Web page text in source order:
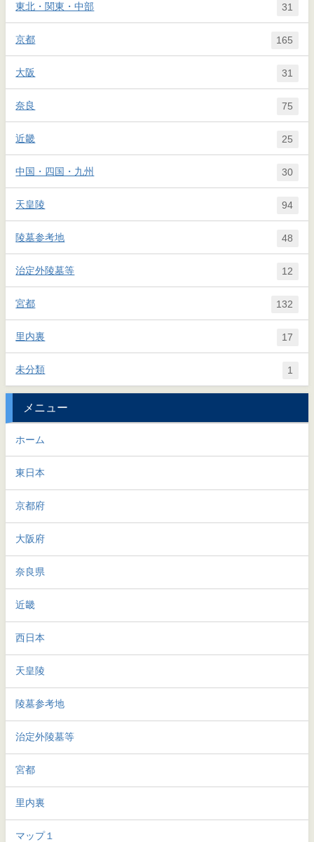
東北・関東・中部 31
京都 165
大阪 31
奈良 75
近畿 25
中国・四国・九州 30
天皇陵 94
陵墓参考地 48
治定外陵墓等 12
宮都 132
里内裏 17
未分類 1
メニュー
ホーム
東日本
京都府
大阪府
奈良県
近畿
西日本
天皇陵
陵墓参考地
治定外陵墓等
宮都
里内裏
マップ１